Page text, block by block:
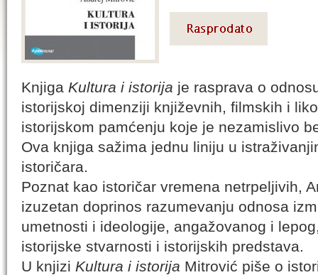
Knjiga Kultura i istorija je rasprava o
istorijskoj dimenziji književnih, filmskih i
istorijskom pamćenju koje je nezamislivo
Ova knjiga sažima jednu liniju u
istoričara.
Poznat kao istoričar vremena netrpeljivih,
izuzetan doprinos razumevanju odnosa
umetnosti i ideologije, angažovanog i
istorijske stvarnosti i istorijskih predstava.
U knjizi Kultura i istorija Mitrović piše o